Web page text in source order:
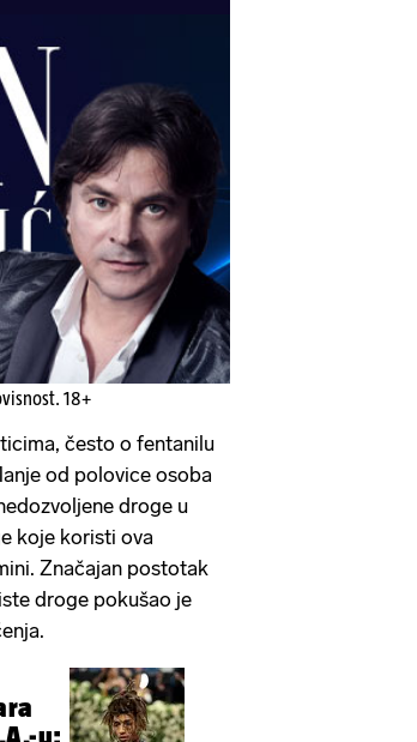
18+
često o fentanilu
od polovice osoba
droge u
koje koristi ova
Značajan postotak
droge pokušao je